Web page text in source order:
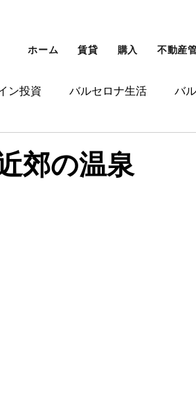
ホーム 賃貸 購入 不動産
ン投資 バルセロナ生活 バ
ンビザ
郊の温泉